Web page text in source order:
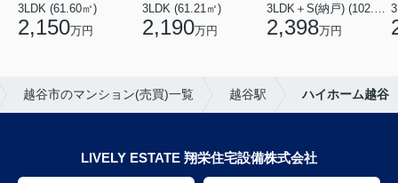
3LDK (61.60㎡)
2,150万円
3LDK (61.21㎡)
2,190万円
3LDK＋S(納戸) (102.77㎡)
2,398万円
越谷市のマンション(売買)一覧 越谷駅 ハイホーム越谷
LIVELY ESTATE 翔栄住宅設備株式会社